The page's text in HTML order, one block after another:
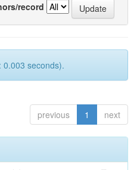
record
0.003 seconds).
previous 1 next